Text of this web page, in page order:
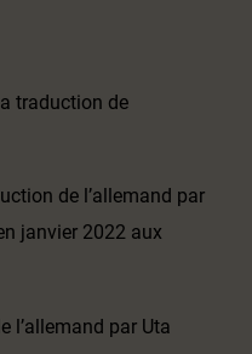
traduction de
de l’allemand par
janvier 2022 aux
l’allemand par Uta